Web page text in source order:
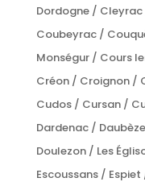
Dordogne /
Coubeyrac /
Monségur / Cours
Créon / Croignon /
Cudos / Cursan /
Dardenac /
Doulezon / Les
Escoussans /